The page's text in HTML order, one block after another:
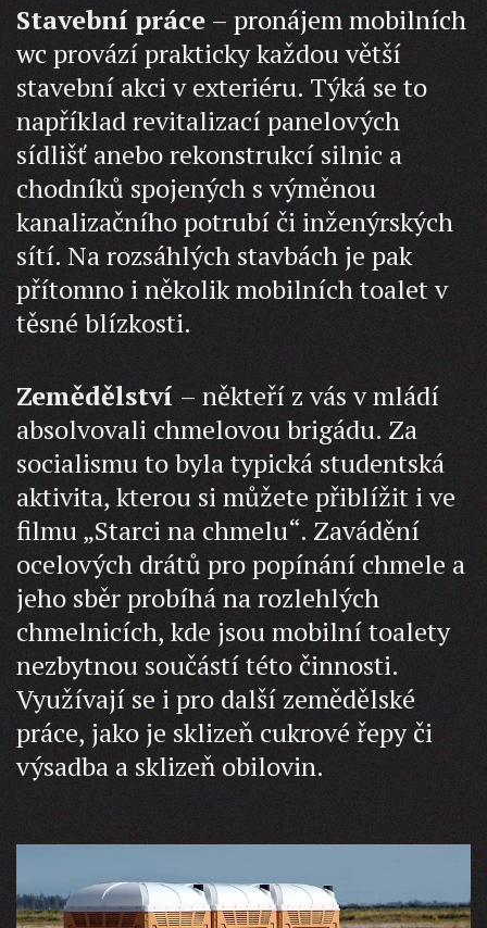
Stavební práce–pronájem mobilních
wcprovází prakticky každou větší
stavební akci v exteriéru. Týká se to
například revitalizací panelových
sídlišť anebo rekonstrukcí silnic a
chodníků spojených s výměnou
kanalizačního potrubí či inženýrských
sítí. Na rozsáhlých stavbách je pak
přítomno i několik mobilních toalet v
těsné blízkosti.
Zemědělství– někteří z vás v mládí
absolvovali chmelovou brigádu. Za
socialismu to byla typická studentská
aktivita, kterou si můžete přiblížit i ve
filmu „Starci na chmelu“. Zavádění
ocelových drátů pro popínání chmele a
jeho sběr probíhá na rozlehlých
chmelnicích, kde jsou mobilní toalety
nezbytnou součástí této činnosti.
Využívají se i pro další zemědělské
práce, jako je sklizeň cukrové řepy či
výsadba a sklizeň obilovin.